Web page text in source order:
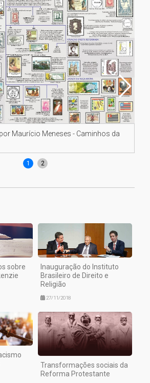
Maurício Meneses - Caminhos da
1 2
sobre
Inauguração do Instituto
Brasileiro de Direito e
Religião
27/11/2018
Transformações sociais da
Reforma Protestante